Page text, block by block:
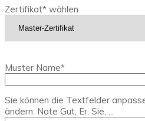
Zertifikat* wählen
Muster Name*
Sie können die Textfelder
ändern: Note Gut, Er, Sie, ...